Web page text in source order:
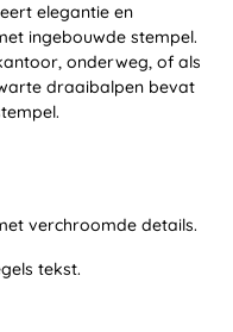
elegantie en
ingebouwde stempel.
onderweg, of als
draaibalpen bevat
verchroomde details.
tekst.